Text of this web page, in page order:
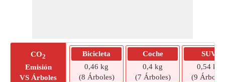
CO2
Emisión
VS Árboles
Bicicleta
0,46 kg
(8 Árboles)
Coche
0,4 kg
(7 Árboles)
SUV
0,54 kg
(9